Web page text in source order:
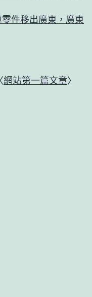
零件移出廣東，廣東
網站第一篇文章〉